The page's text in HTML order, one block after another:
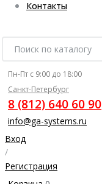
Контакты
Пн-Пт с 9:00 до 18:00
Санкт-Петербург
8 (812) 640 60 90
info@ga-systems.ru
Вход
/
Регистрация